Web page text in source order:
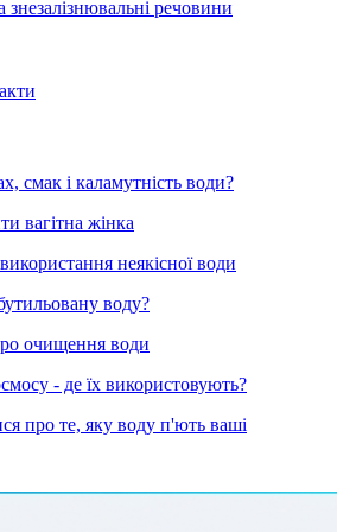
речовини
смак і каламутність води?
вагітна жінка
неякісної води
воду?
очищення води
- де їх використовують?
про те, яку воду п'ють ваші